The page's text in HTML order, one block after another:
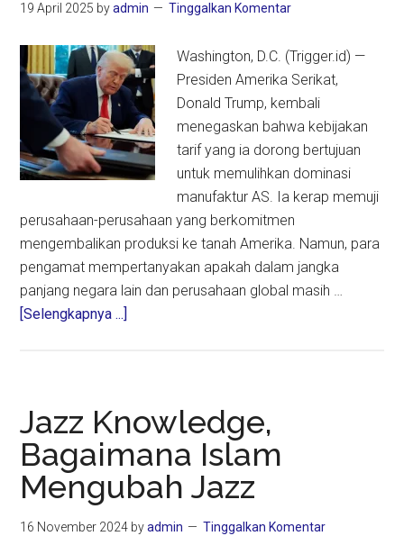
19 April 2025 byadmin Tinggalkan Komentar
Washington, D.C. (Trigger.id) —
Presiden Amerika Serikat,
Donald Trump, kembali
menegaskan bahwa kebijakan
tarif yang ia dorong bertujuan
untuk memulihkan dominasi
manufaktur AS. Ia kerap memuji
perusahaan-perusahaan yang berkomitmen
mengembalikan produksi ke tanah Amerika. Namun, para
pengamat mempertanyakan apakah dalam jangka
panjang negara lain dan perusahaan global masih …
[Selengkapnya ...]
Mengubah
Tatanan
Dunia
Jazz Knowledge,
Bagaimana Islam
Mengubah Jazz
16 November 2024 byadmin Tinggalkan Komentar